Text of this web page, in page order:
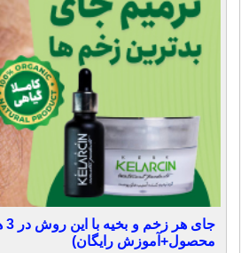
محصول+آموزش رایگان)